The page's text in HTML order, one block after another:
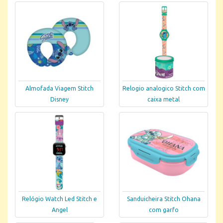
Almofada Viagem Stitch
Disney
Relogio analogico Stitch com
caixa metal
Relógio Watch Led Stitch e
Angel
Sanduicheira Stitch Ohana
com garfo